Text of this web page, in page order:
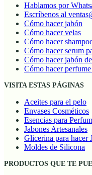
Hablamos por
Escríbenos al
Cómo hacer jabón
Cómo hacer velas
Cómo hacer
Cómo hacer serum
Cómo hacer jabón
Cómo hacer
VISITA ESTAS PÁGINAS
Aceites para el pelo
Envases Cosméticos
Esencias para
Jabones Artesanales
Glicerina para hacer
Moldes de Silicona
PRODUCTOS QUE TE